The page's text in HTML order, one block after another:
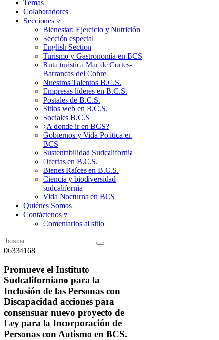
Temas
Colaboradores
Secciones ▿
Bienestar: Ejercicio y Nutrición
Sección especial
English Section
Turismo y Gastronomía en BCS
Ruta turistica Mar de Cortes-
Barrancas del Cobre
Nuestros Talentos B.C.S.
Empresas líderes en B.C.S.
Postales de B.C.S.
Sitios web en B.C.S.
Sociales B.C.S
¿A donde ir en BCS?
Gobiernos y Vida Política en
BCS
Sustentabilidad Sudcalifornia
Ofertas en B.C.S.
Bienes Raíces en B.C.S.
Ciencia y biodiversidad
sudcalifornia
Vida Nocturna en BCS
Quiénes Somos
Contáctenos ▿
Comentarios al sitio
06334168
Promueve el Instituto
Sudcaliforniano para la
Inclusión de las Personas con
Discapacidad acciones para
consensuar nuevo proyecto de
Ley para la Incorporación de
Personas con Autismo en BCS.